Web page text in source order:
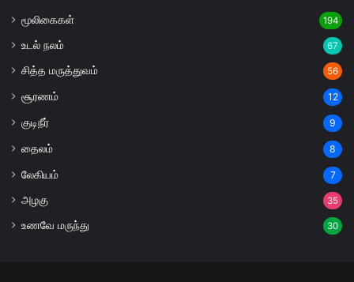
மூலிகைகள் 194
உடல் நலம் 67
சித்த மருத்துவம் 56
சூரணம் 12
குடிநீர் 9
தைலம் 8
லேகியம் 7
அழகு 35
உணவே மருந்து 30